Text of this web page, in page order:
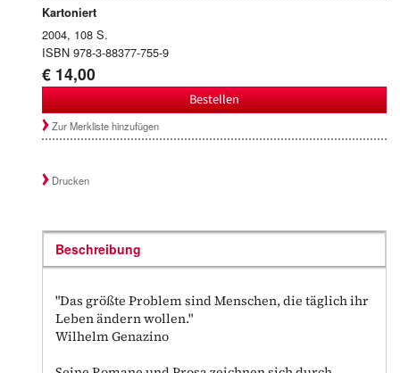
Kartoniert
2004, 108 S.
ISBN 978-3-88377-755-9
€ 14,00
Bestellen
Zur Merkliste hinzufügen
Drucken
Beschreibung
"Das größte Problem sind Menschen, die täglich ihr
Leben ändern wollen."
Wilhelm Genazino